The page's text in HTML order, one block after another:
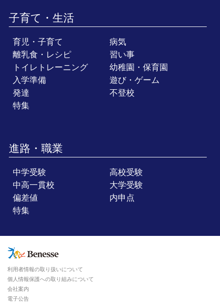
子育て・生活
育児・子育て
病気
離乳食・レシピ
習い事
トイレトレーニング
幼稚園・保育園
入学準備
遊び・ゲーム
発達
不登校
特集
進路・職業
中学受験
高校受験
中高一貫校
大学受験
偏差値
内申点
特集
利用者情報の取り扱いについて
個人情報保護への取り組みについて
会社案内
電子公告